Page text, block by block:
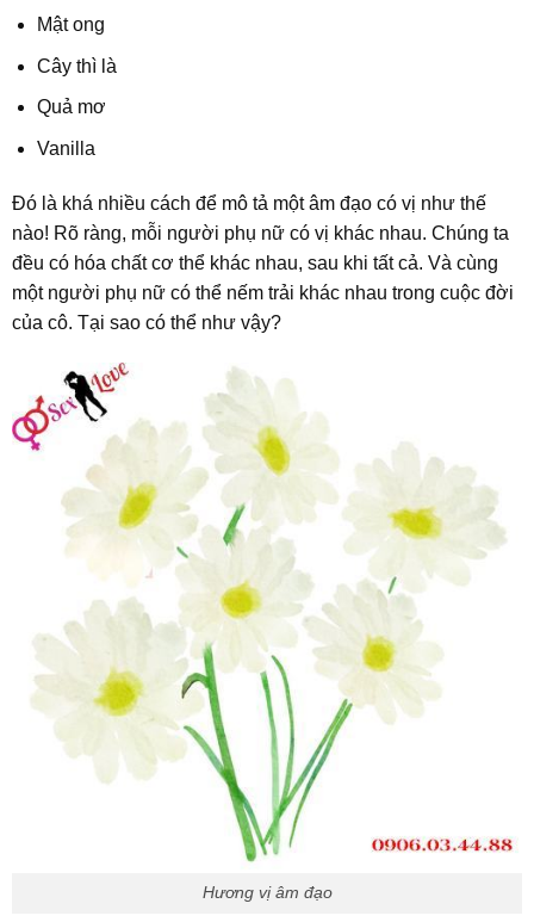
Mật ong
Cây thì là
Quả mơ
Vanilla
Đó là khá nhiều cách để mô tả một âm đạo có vị như thế
nào! Rõ ràng, mỗi người phụ nữ có vị khác nhau. Chúng ta
đều có hóa chất cơ thể khác nhau, sau khi tất cả. Và cùng
một người phụ nữ có thể nếm trải khác nhau trong cuộc đời
của cô. Tại sao có thể như vậy?
Hương vị âm đạo